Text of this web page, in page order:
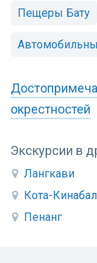
Экскурсии в
Лангкави
Кота-
Пенанг
Пещеры Бату
окрестностей